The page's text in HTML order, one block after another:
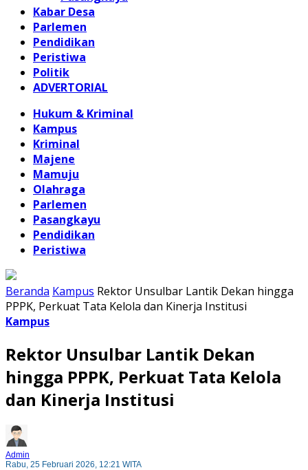
Kabar Desa
Parlemen
Pendidikan
Peristiwa
Politik
ADVERTORIAL
Hukum & Kriminal
Kampus
Kriminal
Majene
Mamuju
Olahraga
Parlemen
Pasangkayu
Pendidikan
Peristiwa
Beranda Kampus Rektor Unsulbar Lantik Dekan hingga
PPPK, Perkuat Tata Kelola dan Kinerja Institusi
Kampus
Rektor Unsulbar Lantik Dekan
hingga PPPK, Perkuat Tata Kelola
dan Kinerja Institusi
Admin
Rabu, 25 Februari 2026, 12:21 WITA